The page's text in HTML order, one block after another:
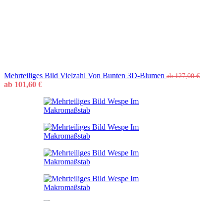
Mehrteiliges Bild Vielzahl Von Bunten 3D-Blumen ab127,00€
ab 101,60 €